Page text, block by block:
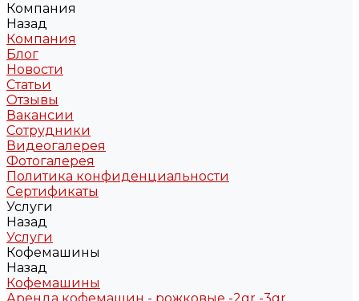
Компания
Назад
Компания
Блог
Новости
Статьи
Отзывы
Вакансии
Сотрудники
Видеогалерея
Фотогалерея
Политика конфиденциальности
Сертификаты
Услуги
Назад
Услуги
Кофемашины
Назад
Кофемашины